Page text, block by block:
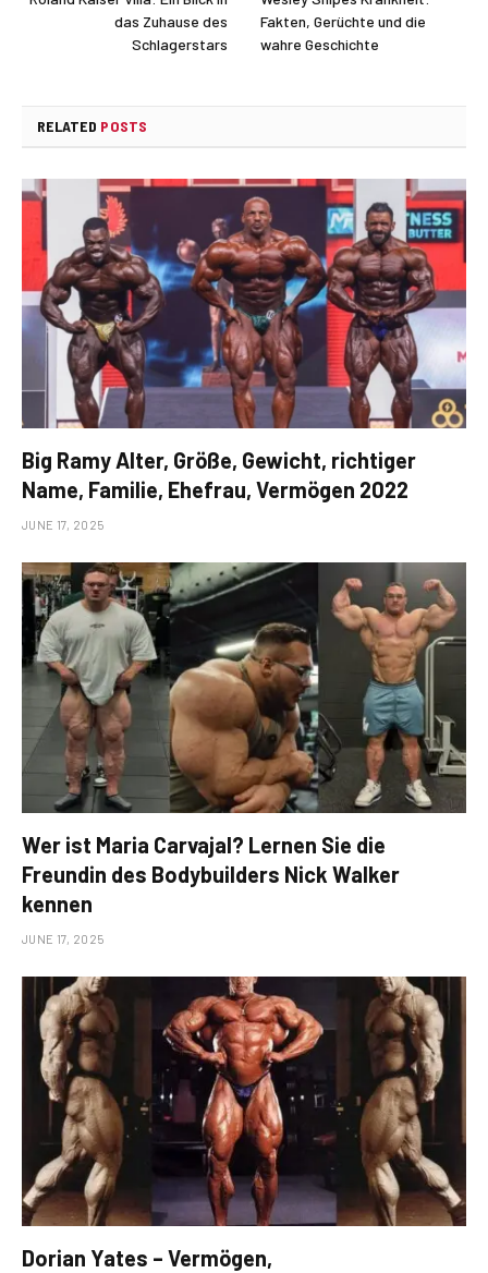
das Zuhause des
Schlagerstars
Fakten, Gerüchte und die
wahre Geschichte
RELATED POSTS
Big Ramy Alter, Größe, Gewicht, richtiger
Name, Familie, Ehefrau, Vermögen 2022
JUNE 17, 2025
Wer ist Maria Carvajal? Lernen Sie die
Freundin des Bodybuilders Nick Walker
kennen
JUNE 17, 2025
Dorian Yates – Vermögen,